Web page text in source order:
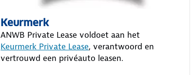
Keurmerk
ANWB Private Lease voldoet aan het
Keurmerk Private Lease, verantwoord en
vertrouwd een privéauto leasen.